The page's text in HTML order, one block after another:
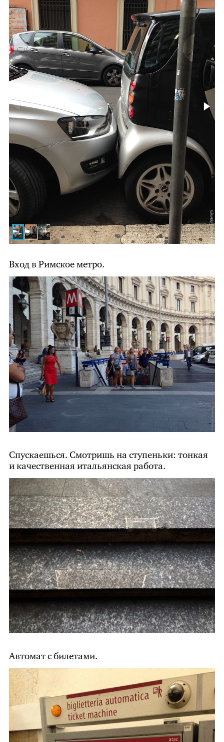
Вход в Римское метро.
Спускаешься. Смотришь на ступеньки: тонкая
и качественная итальянская работа.
Автомат с билетами.